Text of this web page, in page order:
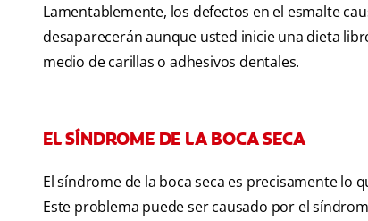
Lamentablemente, los defectos en el esmalte
desaparecerán aunque usted inicie una dieta
medio de carillas o adhesivos dentales.
EL SÍNDROME DE LA BOCA SECA
El síndrome de la boca seca es precisamente lo
Este problema puede ser causado por el